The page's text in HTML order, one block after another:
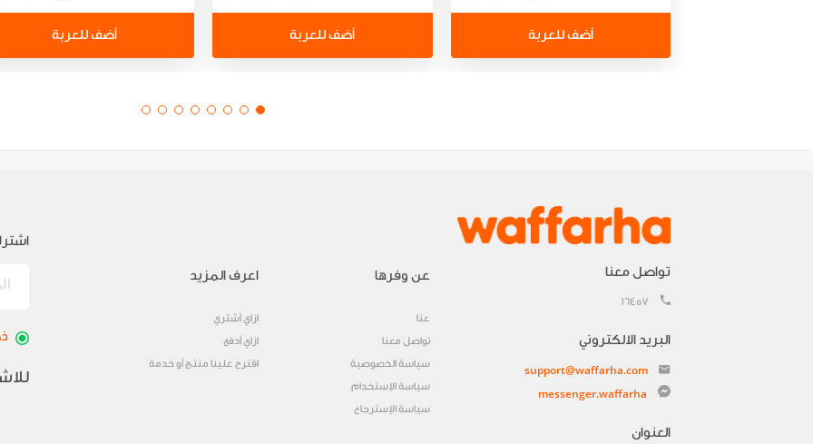
أضف للعربة أضف للعربة أضف للعربة
تواصل معنا
16457
البريد الالكتروني
support@waffarha.com
messenger.waffarha
العنوان
عن وفرها
عنا
تواصل معنا
سياسة الخصوصية
سياسة الإستخدام
سياسة الإسترجاع
اعرف المزيد
ازاي أشتري
ازاي أدفع
اقترح علينا منتج أو خدمة